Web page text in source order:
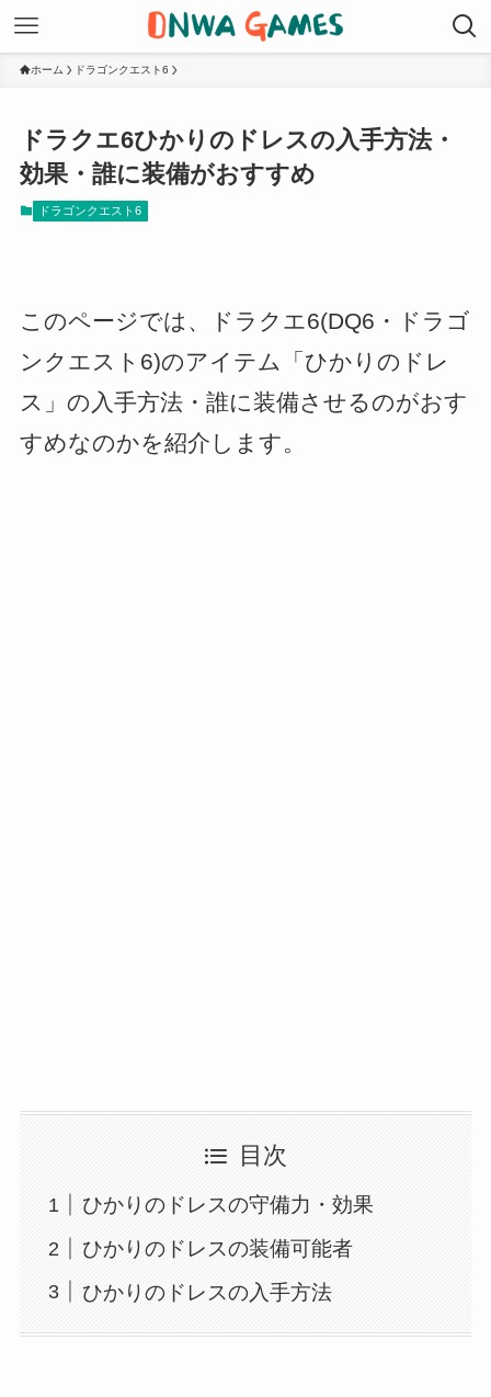
ホーム ドラゴンクエスト6
ドラクエ6ひかりのドレスの入手方法・
効果・誰に装備がおすすめ
ドラゴンクエスト6
このページでは、ドラクエ6(DQ6・ドラゴ
ンクエスト6)のアイテム「ひかりのドレ
ス」の入手方法・誰に装備させるのがおす
すめなのかを紹介します。
目次
ひかりのドレスの守備力・効果
ひかりのドレスの装備可能者
ひかりのドレスの入手方法